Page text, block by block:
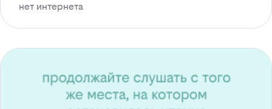
нет интернета